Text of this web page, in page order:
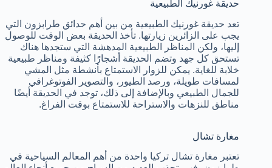
حديقة غورنيك الطبيعية
تعد حديقة غورنيك الطبيعية من بين أهم حدائق طرابزون التي
يجب على الزائرين زيارتها. تأخذ الحديقة بعض الوقت للوصول
إليها، ولكن المناظر الطبيعية المدهشة التي ستجدها هناك
تستحق كل جهد وتضم الحديقة أشجارًا كثيفة ومناظر طبيعية
خلابة للغاية. يمكن للزوار الاستمتاع بأنشطة مثل المشي
لمسافات طويلة، ورصد الطيور، والتصوير الفوتوغرافي
للجمال الطبيعي وبالإضافة إلى ذلك، توجد في الحديقة أيضًا
مناطق للنزهات والاستراحة للاستمتاع بوقت الفراغ.
مغارة تشال
تعتبر مغارة تشال تركيا واحدة من أهم المعالم السياحية في